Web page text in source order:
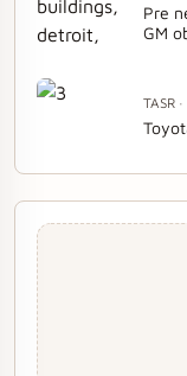
Pre
GM
TASR